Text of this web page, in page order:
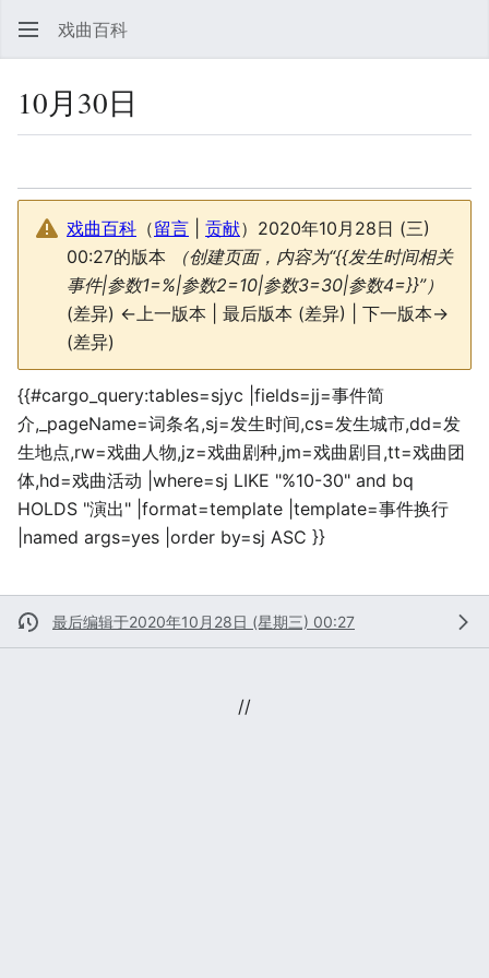
戏曲百科
10月30日
戏曲百科 （留言 贡献） 2020年10月28日 (三)
00:27的版本
（创建页面，内容为“{{发生时间相关
事件|参数1=%|参数2=10|参数3=30|参数4=}}”）
(差异) ←上一版本 | 最后版本 (差异) | 下一版本→
(差异)
{{#cargo_query:tables=sjyc |fields=jj=事件简
介,_pageName=词条名,sj=发生时间,cs=发生城市,dd=发
生地点,rw=戏曲人物,jz=戏曲剧种,jm=戏曲剧目,tt=戏曲团
体,hd=戏曲活动 |where=sj LIKE "%10-30" and bq
HOLDS "演出" |format=template |template=事件换行
|named args=yes |order by=sj ASC }}
最后编辑于2020年10月28日 (星期三) 00:27
//